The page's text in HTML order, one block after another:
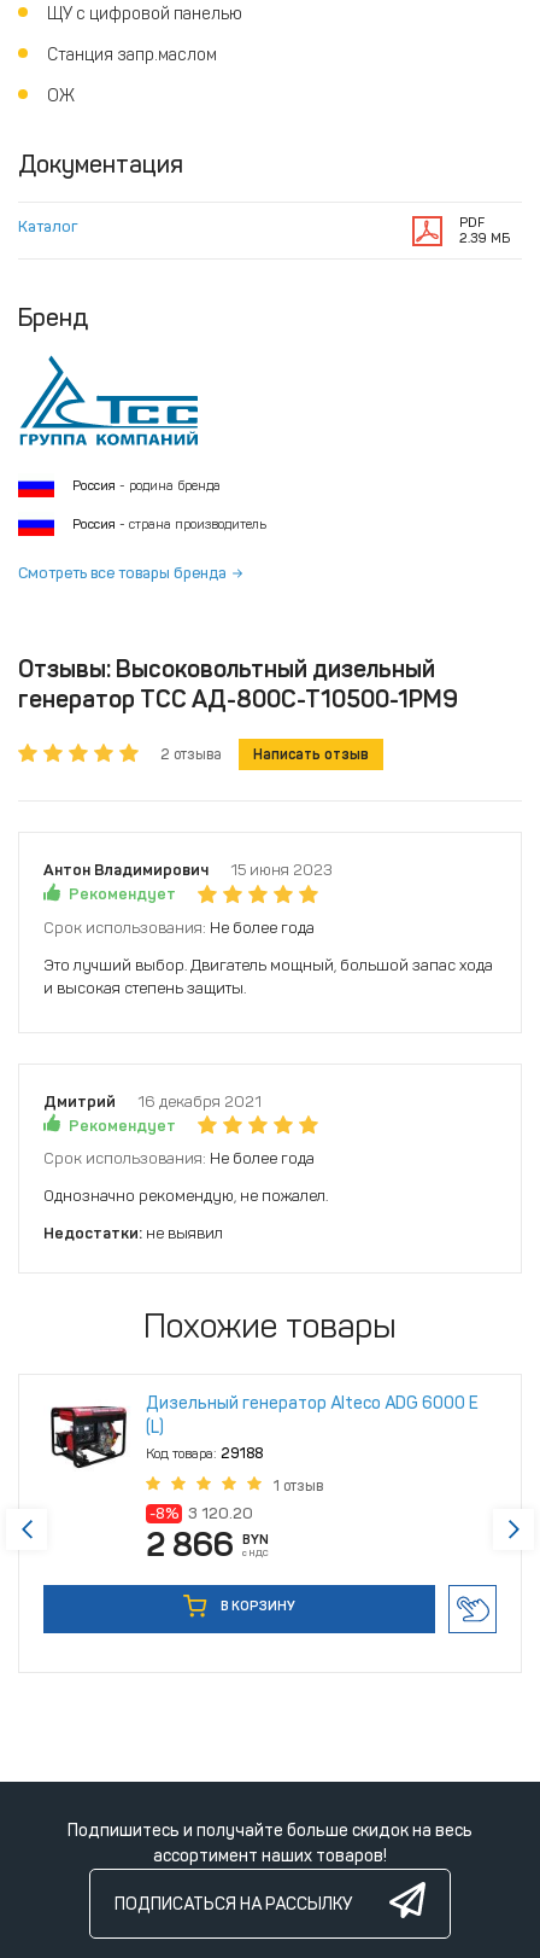
ЩУ с цифровой панелью
Станция запр.маслом
ОЖ
Документация
Каталог
PDF
2.39 МБ
Бренд
Россия - родина бренда
Россия - страна производитель
Смотреть все товары бренда
Отзывы: Высоковольтный дизельный
генератор ТСС АД-800С-Т10500-1РМ9
2 отзыва Написать отзыв
Антон Владимирович
15 июня 2023
Рекомендует
Срок использования: Не более года
Это лучший выбор. Двигатель мощный, большой запас хода
и высокая степень защиты.
Дмитрий
16 декабря 2021
Рекомендует
Срок использования: Не более года
Однозначно рекомендую, не пожалел.
Недостатки: не выявил
Похожие товары
Дизельный генератор Alteco ADG 6000 Е
(L)
Код товара: 29188
1 отзыв
-8% 3 120.20
2 866 BYN
с НДС
В КОРЗИНУ
Подпишитесь и получайте больше скидок на весь
ассортимент наших товаров!
ПОДПИСАТЬСЯ НА РАССЫЛКУ